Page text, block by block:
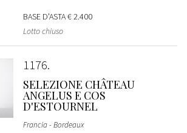
BASE D'ASTA€ 2.400
Lotto chiuso
1176
SELEZIONE CHÂTEAU
ANGELUS E COS
D'ESTOURNEL
Francia - Bordeaux